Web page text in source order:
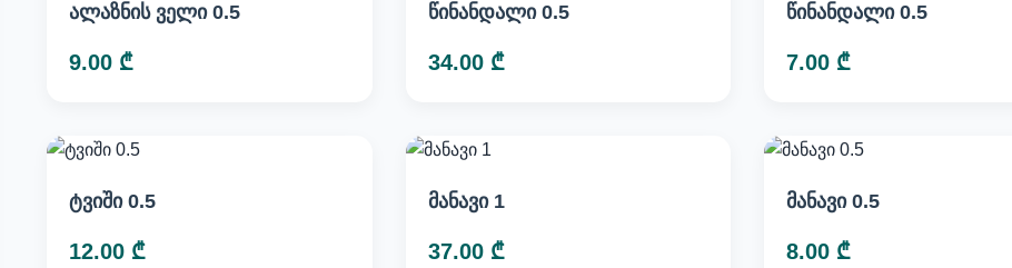
ალაზნის ველი 0.5
9.00 ₾
წინანდალი 0.5
34.00 ₾
წინანდალი 0.5
7.00 ₾
ტვიში 0.5
12.00 ₾
მანავი 1
37.00 ₾
მანავი 0.5
8.00 ₾